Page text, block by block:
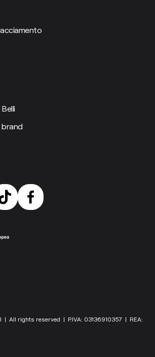
brand
| All rights reserved | P.IVA: 03136910357 | REA: